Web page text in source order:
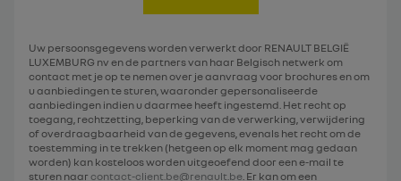
Uw persoonsgegevens worden verwerkt door RENAULT BELGIË
LUXEMBURG nv en de partners van haar Belgisch netwerk om
contact met je op te nemen over je aanvraag voor brochures en om
u aanbiedingen te sturen, waaronder gepersonaliseerde
aanbiedingen indien u daarmee heeft ingestemd. Het recht op
toegang, rechtzetting, beperking van de verwerking, verwijdering
of overdraagbaarheid van de gegevens, evenals het recht om de
toestemming in te trekken (hetgeen op elk moment mag gedaan
worden) kan kosteloos worden uitgeoefend door een e-mail te
sturen naar contact-client.be@renault.be. Er kan om een